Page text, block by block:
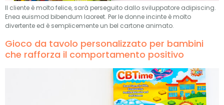
Il cliente è molto felice, sarà perseguito dallo sviluppatore adipiscing.
Enea euismod bibendum laoreet. Per le donne incinte è molto
divertente ed è semplicemente un bel cartone animato.
Gioco da tavolo personalizzato per bambini
che rafforza il comportamento positivo